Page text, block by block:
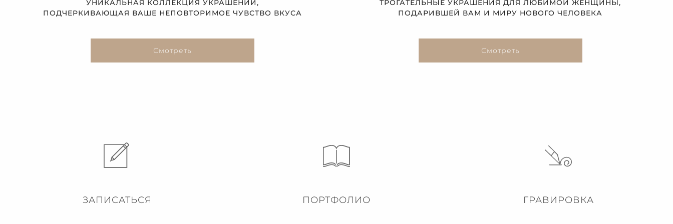
УНИКАЛЬНАЯ КОЛЛЕКЦИЯ УКРАШЕНИЙ,
ПОДЧЕРКИВАЮЩАЯ ВАШЕ НЕПОВТОРИМОЕ ЧУВСТВО ВКУСА
Смотреть
ТРОГАТЕЛЬНЫЕ УКРАШЕНИЯ ДЛЯ ЛЮБИМОЙ ЖЕНЩИНЫ,
ПОДАРИВШЕЙ ВАМ И МИРУ НОВОГО ЧЕЛОВЕКА
Смотреть
ЗАПИСАТЬСЯ ПОРТФОЛИО ГРАВИРОВКА